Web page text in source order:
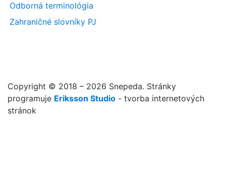
Odborná terminológia
Zahraničné slovníky PJ
Copyright © 2018 – 2026 Snepeda. Stránky
programuje Eriksson Studio - tvorba internetových
stránok